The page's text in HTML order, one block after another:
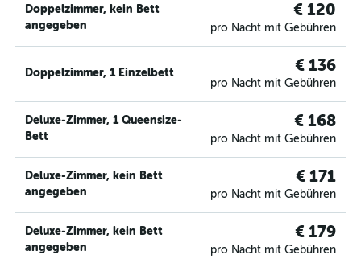
Doppelzimmer, kein Bett
angegeben
€ 120
pro Nacht mit Gebühren
Doppelzimmer, 1 Einzelbett € 136
pro Nacht mit Gebühren
Deluxe-Zimmer, 1 Queensize-
Bett
€ 168
pro Nacht mit Gebühren
Deluxe-Zimmer, kein Bett
angegeben
€ 171
pro Nacht mit Gebühren
Deluxe-Zimmer, kein Bett
angegeben
€ 179
pro Nacht mit Gebühren